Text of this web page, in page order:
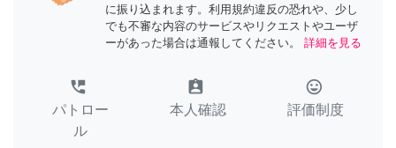
に振り込まれます。利用規約違反の恐れや、少し
でも不審な内容のサービスやリクエストやユーザ
ーがあった場合は通報してください。
詳細を見る
perm_phone_msg
パトロー
ル
assignment_ind
本人確認
tag_faces
評価制度